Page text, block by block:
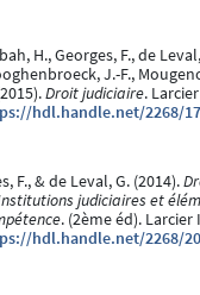
H., Georges, F., de
J.-F.,
Droit judiciaire.
hdl.handle.net/2268/
F., & de Leval, G. (2014).
judiciaires et
. (2ème éd).
hdl.handle.net/2268/